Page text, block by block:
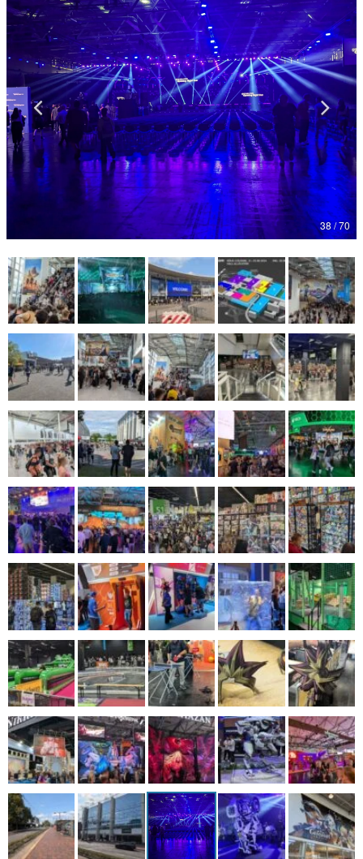
ゲームが変えた日本語
「経験値」「裏技」「ラスボス」… ゲームにまつわる言葉
の起源や用法の変遷を、コンピューター文化史研究家・タ
イニーP氏が徹底調査。
カテゴリ
特集記事
マンガ
女性向け
その他
電ファミニコゲーマーとは？
運営：株式会社マレ
38 / 70